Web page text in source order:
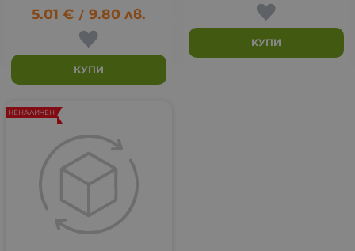
5.01 € / 9.80 лв.
КУПИ
КУПИ
НЕНАЛИЧЕН